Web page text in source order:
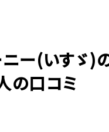
ー(いすゞ)
の口コミ